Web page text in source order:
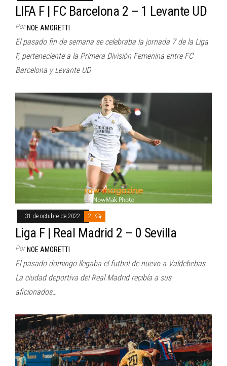
LIFA F | FC Barcelona 2 – 1 Levante UD
Por NOE AMORETTI
El pasado fin de semana se celebraba la jornada 7 de la Liga
F, perteneciente a la Primera División Femenina entre FC
Barcelona y Levante UD
31 de octubre de 2022 2
Liga F | Real Madrid 2 – 0 Sevilla
Por NOE AMORETTI
El pasado domingo llegaba el futbol de nuevo a Valdebebas.
La ciudad deportiva del Real Madrid recibía a sus
aficionados…